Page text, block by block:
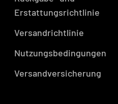
Erstattungsrichtlinie
Versandrichtlinie
Nutzungsbedingungen
Versandversicherung